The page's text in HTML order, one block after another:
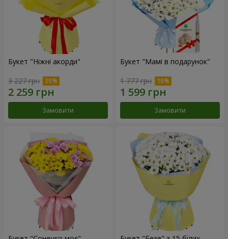
Букет "Ніжні акорди"
3 227 грн
Замовити
Букет "Мамі в подарунок"
1 777 грн
Замовити